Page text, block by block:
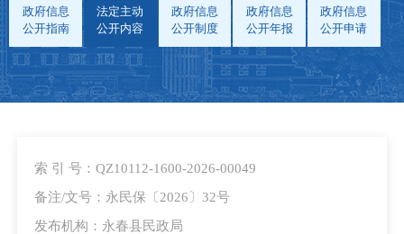
政府信息
公开指南
法定主动
公开内容
政府信息
公开制度
政府信息
公开年报
政府信息
公开申请
索 引 号：QZ10112-1600-2026-00049
备注/文号：永民保〔2026〕32号
发布机构：永春县民政局